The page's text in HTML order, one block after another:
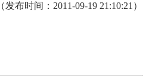
（发布时间：2011-09-19 21:10:21）